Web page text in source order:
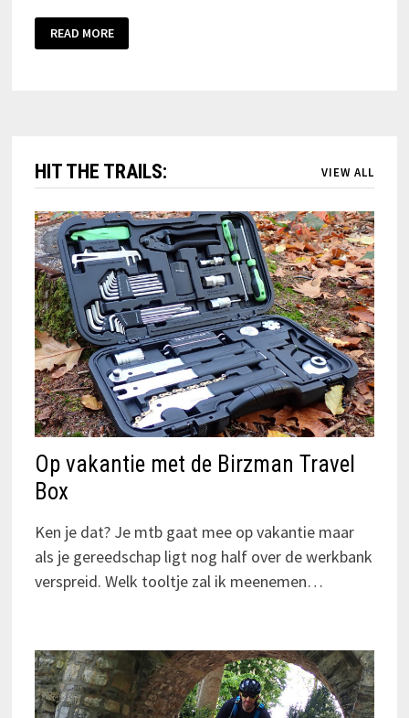
READ MORE
HIT THE TRAILS: VIEW ALL
Op vakantie met de Birzman Travel
Box
Ken je dat? Je mtb gaat mee op vakantie maar
als je gereedschap ligt nog half over de werkbank
verspreid. Welk tooltje zal ik meenemen…